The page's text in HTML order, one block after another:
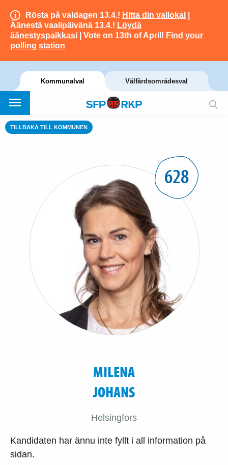
Rösta på valdagen 13.4.! Hitta din vallokal
Äänestä vaalipäivänä 13.4.! Löydä
äänestyspaikkasi | Vote on 13th of April! Find your
polling station
Kommunalval Välfärdsområdesval
TILLBAKA TILL KOMMUNEN
628
MILENA
JOHANS
Helsingfors
Kandidaten har ännu inte fyllt i all information på
sidan.